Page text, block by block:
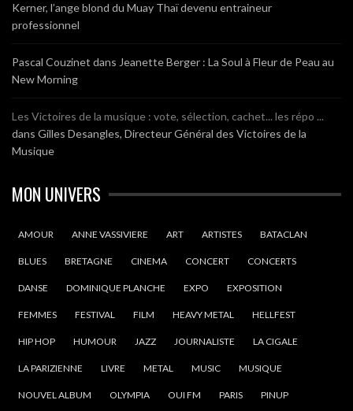
Kerner, l’ange blond du Muay Thaï devenu entraineur
professionnel
Pascal Couzinet dans Jeanette Berger : La Soul à Fleur de Peau au
New Morning
Les Victoires de la musique : vote, sélection, cachet... les répo ...
dans Gilles Desangles, Directeur Général des Victoires de la
Musique
MON UNIVERS
AMOUR ANNE VASSIVIERE ART ARTISTES BATACLAN
BLUES BRETAGNE CINEMA CONCERT CONCERTS
DANSE DOMINIQUE PLANCHE EXPO EXPOSITION
FEMMES FESTIVAL FILM HEAVY METAL HELLFEST
HIP HOP HUMOUR JAZZ JOURNALISTE LA CIGALE
LA PARIZIENNE LIVRE METAL MUSIC MUSIQUE
NOUVEL ALBUM OLYMPIA OUI FM PARIS PINUP